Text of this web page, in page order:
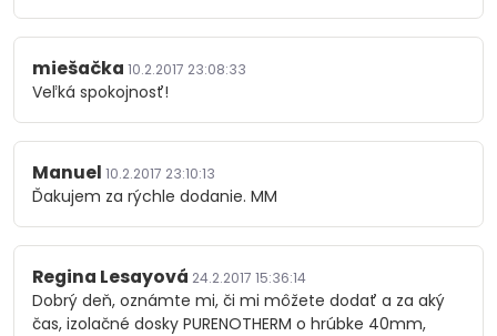
miešačka 10.2.2017 23:08:33
Veľká spokojnosť!
Manuel 10.2.2017 23:10:13
Ďakujem za rýchle dodanie. MM
Regina Lesayová 24.2.2017 15:36:14
Dobrý deň, oznámte mi, či mi môžete dodať a za aký
čas, izolačné dosky PURENOTHERM o hrúbke 40mm,